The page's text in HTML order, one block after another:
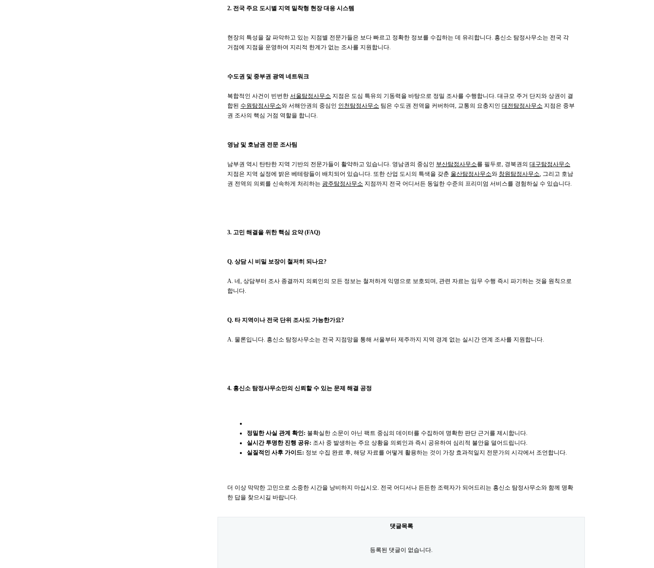
2. 전국 주요 도시별 지역 밀착형 현장 대응 시스템
현장의 특성을 잘 파악하고 있는 지점별 전문가들은 보다 빠르고 정확한 정보를 수집하는 데 유리합니다. 흥신소 탐정사무소는 전국 각
거점에 지점을 운영하여 지리적 한계가 없는 조사를 지원합니다.
수도권 및 중부권 광역 네트워크
복합적인 사건이 빈번한 서울탐정사무소 지점은 도심 특유의 기동력을 바탕으로 정밀 조사를 수행합니다. 대규모 주거 단지와 상권이 결
합된 수원탐정사무소와 서해안권의 중심인 인천탐정사무소 팀은 수도권 전역을 커버하며, 교통의 요충지인 대전탐정사무소 지점은 중부
권 조사의 핵심 거점 역할을 합니다.
영남 및 호남권 전문 조사팀
남부권 역시 탄탄한 지역 기반의 전문가들이 활약하고 있습니다. 영남권의 중심인 부산탐정사무소를 필두로, 경북권의 대구탐정사무소
지점은 지역 실정에 밝은 베테랑들이 배치되어 있습니다. 또한 산업 도시의 특색을 갖춘 울산탐정사무소와 창원탐정사무소, 그리고 호남
권 전역의 의뢰를 신속하게 처리하는 광주탐정사무소 지점까지 전국 어디서든 동일한 수준의 프리미엄 서비스를 경험하실 수 있습니다.
3. 고민 해결을 위한 핵심 요약 (FAQ)
Q. 상담 시 비밀 보장이 철저히 되나요?
A. 네, 상담부터 조사 종결까지 의뢰인의 모든 정보는 철저하게 익명으로 보호되며, 관련 자료는 임무 수행 즉시 파기하는 것을 원칙으로
합니다.
Q. 타 지역이나 전국 단위 조사도 가능한가요?
A. 물론입니다. 흥신소 탐정사무소는 전국 지점망을 통해 서울부터 제주까지 지역 경계 없는 실시간 연계 조사를 지원합니다.
4. 흥신소 탐정사무소만의 신뢰할 수 있는 문제 해결 공정
정밀한 사실 관계 확인: 불확실한 소문이 아닌 팩트 중심의 데이터를 수집하여 명확한 판단 근거를 제시합니다.
실시간 투명한 진행 공유: 조사 중 발생하는 주요 상황을 의뢰인과 즉시 공유하여 심리적 불안을 덜어드립니다.
실질적인 사후 가이드: 정보 수집 완료 후, 해당 자료를 어떻게 활용하는 것이 가장 효과적일지 전문가의 시각에서 조언합니다.
더 이상 막막한 고민으로 소중한 시간을 낭비하지 마십시오. 전국 어디서나 든든한 조력자가 되어드리는 흥신소 탐정사무소와 함께 명확
한 답을 찾으시길 바랍니다.
댓글목록
등록된 댓글이 없습니다.